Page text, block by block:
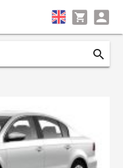
search